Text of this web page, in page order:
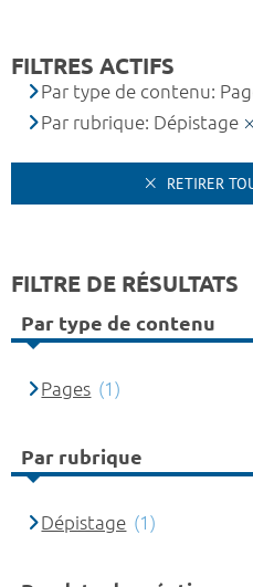
FILTRES ACTIFS
Par type de contenu:
Par rubrique: Dépistage
RETIRER
FILTRE DE RÉSULTATS
Par type de contenu
Pages (1)
Par rubrique
Dépistage (1)